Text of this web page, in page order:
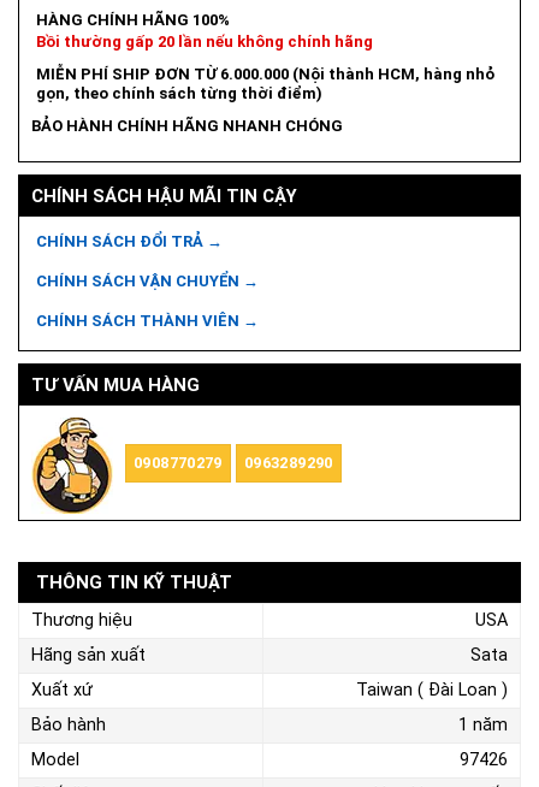
HÀNG CHÍNH HÃNG 100%
Bồi thường gấp 20 lần nếu không chính hãng
MIỄN PHÍ SHIP ĐƠN TỪ 6.000.000 (Nội thành HCM, hàng nhỏ
gọn, theo chính sách từng thời điểm)
BẢO HÀNH CHÍNH HÃNG NHANH CHÓNG
CHÍNH SÁCH HẬU MÃI TIN CẬY
CHÍNH SÁCH ĐỔI TRẢ →
CHÍNH SÁCH VẬN CHUYỂN →
CHÍNH SÁCH THÀNH VIÊN →
TƯ VẤN MUA HÀNG
0908770279 0963289290
THÔNG TIN KỸ THUẬT
Thương hiệu
USA
Hãng sản xuất
Sata
Xuất xứ
Taiwan ( Đài Loan )
Bảo hành
1 năm
Model
97426